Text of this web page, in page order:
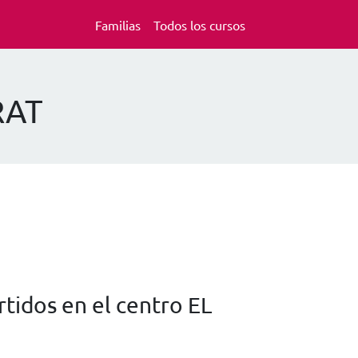
Familias Todos los cursos
en el centro EL